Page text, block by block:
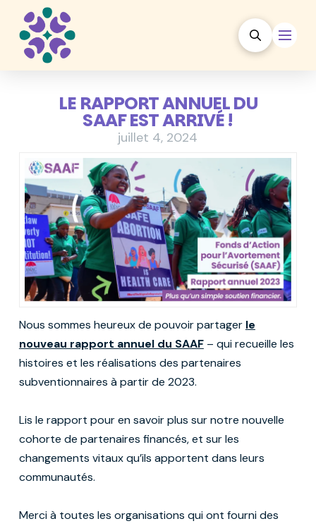
LE RAPPORT ANNUEL DU
SAAF EST ARRIVÉ !
juillet 4, 2024
Nous sommes heureux de pouvoir partager le
nouveau rapport annuel du SAAF– qui recueille les
histoires et les réalisations des partenaires
subventionnaires à partir de 2023.
Lis le rapport pour en savoir plus sur notre nouvelle
cohorte de partenaires financés, et sur les
changements vitaux qu’ils apportent dans leurs
communautés.
Merci à toutes les organisations qui ont fourni des